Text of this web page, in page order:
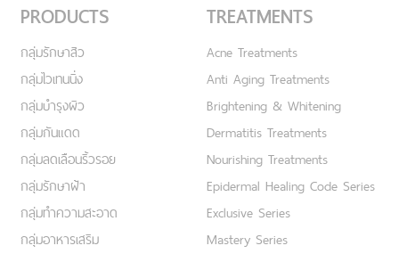
PRODUCTS
กลุ่มรักษาสิว
กลุ่มไวเทนนิ่ง
กลุ่มบำรุงผิว
กลุ่มกันแดด
กลุ่มลดเลือนริ้วรอย
กลุ่มรักษาฝ้า
กลุ่มทำความสะอาด
กลุ่มอาหารเสริม
TREATMENTS
Acne Treatments
Anti Aging Treatments
Brightening & Whitening
Dermatitis Treatments
Nourishing Treatments
Epidermal Healing Code Series
Exclusive Series
Mastery Series